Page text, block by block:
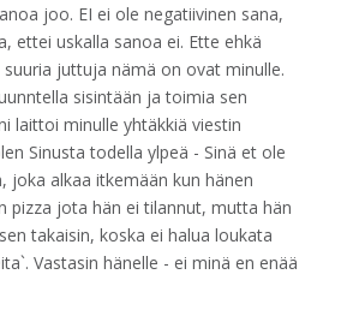
joo. EI ei ole negatiivinen sana,
ettei uskalla sanoa ei. Ette ehkä
juttuja nämä on ovat minulle.
sisintään ja toimia sen
laittoi minulle yhtäkkiä viestin
Sinusta todella ylpeä - Sinä et ole
joka alkaa itkemään kun hänen
pizza jota hän ei tilannut, mutta hän
takaisin, koska ei halua loukata
Vastasin hänelle - ei minä en enää